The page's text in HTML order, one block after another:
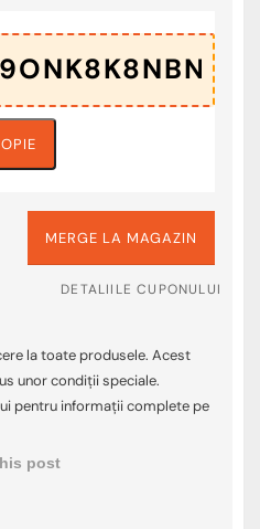
MERGE LA MAGAZIN
DETALIILE CUPONULUI
la toate produsele. Acest
unor condiții speciale.
pentru informații complete pe
post